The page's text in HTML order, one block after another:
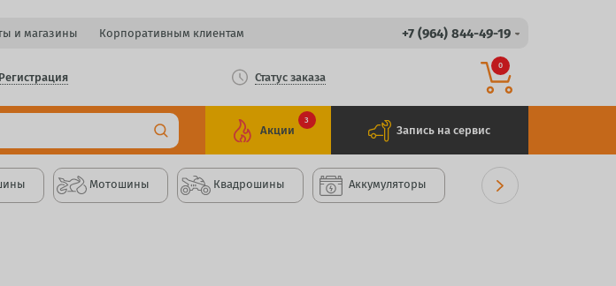
и магазины Корпоративным клиентам +7 (964) 844-49-19
Регистрация Статус заказа
0
Акции
3
Запись на сервис
Мотошины Квадрошины Аккумуляторы